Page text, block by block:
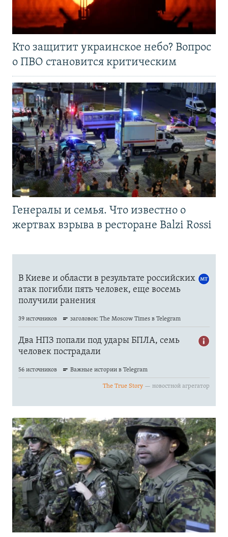
Кто защитит украинское небо? Вопрос
о ПВО становится критическим
Генералы и семья. Что известно о
жертвах взрыва в ресторане Balzi Rossi